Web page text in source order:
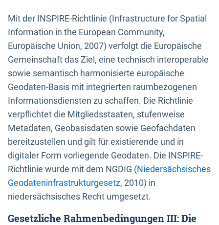
Mit der INSPIRE-Richtlinie (Infrastructure for Spatial
Information in the European Community,
Europäische Union, 2007) verfolgt die Europäische
Gemeinschaft das Ziel, eine technisch interoperable
sowie semantisch harmonisierte europäische
Geodaten-Basis mit integrierten raumbezogenen
Informationsdiensten zu schaffen. Die Richtlinie
verpflichtet die Mitgliedsstaaten, stufenweise
Metadaten, Geobasisdaten sowie Geofachdaten
bereitzustellen und gilt für existierende und in
digitaler Form vorliegende Geodaten. Die INSPIRE-
Richtlinie wurde mit dem NGDIG (Niedersächsisches
Geodateninfrastrukturgesetz, 2010) in
niedersächsisches Recht umgesetzt.
Gesetzliche Rahmenbedingungen III: Die